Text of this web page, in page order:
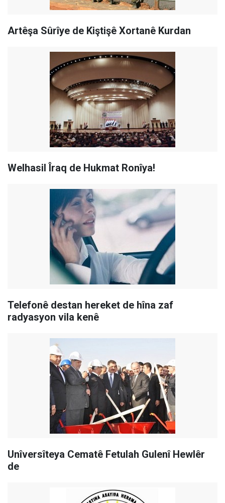
Artêşa Sûrîye de Kiştişê Xortanê Kurdan
Welhasil Îraq de Hukmat Ronîya!
Telefonê destan hereket de hîna zaf
radyasyon vila kenê
Unîversîteya Cematê Fetulah Gulenî Hewlêr
de